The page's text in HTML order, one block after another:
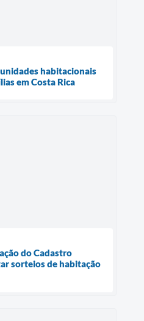
habitacionais
em Costa Rica
do Cadastro
sorteios de habitação